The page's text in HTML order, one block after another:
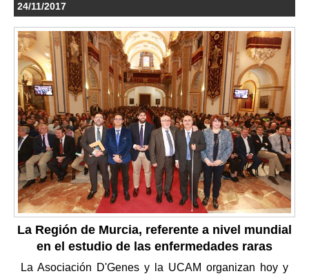
24/11/2017
La Región de Murcia, referente a nivel mundial
en el estudio de las enfermedades raras
La Asociación D'Genes y la UCAM organizan hoy y